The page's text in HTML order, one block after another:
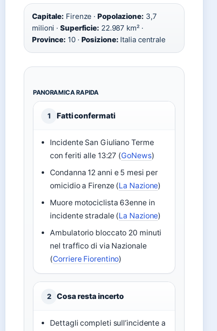
Capitale: Firenze ·Popolazione: 3,7
milioni ·Superficie: 22.987 km² ·
Province: 10 · Posizione: Italia centrale
PANORAMICA RAPIDA
1 Fatti confermati
Incidente San Giuliano Terme
con feriti alle 13:27 (GoNews)
Condanna 12 anni e 5 mesi per
omicidio a Firenze (La Nazione)
Muore motociclista 63enne in
incidente stradale (La Nazione)
Ambulatorio bloccato 20 minuti
nel traffico di via Nazionale
(Corriere Fiorentino)
2 Cosa resta incerto
Dettagli completi sull’incidente a